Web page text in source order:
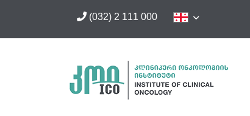
(032) 2 111 000